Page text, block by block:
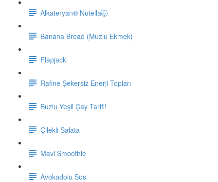
Alkateryan® Nutella🤯
Banana Bread (Muzlu Ekmek)
Flapjack
Rafine Şekersiz Enerji Topları
Buzlu Yeşil Çay Tarifi!
Çilekli Salata
Mavi Smoothie
Avokadolu Sos